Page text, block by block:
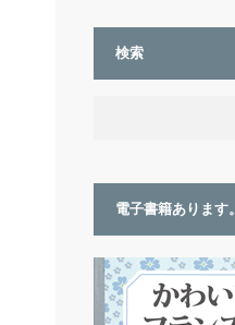
検索
電子書籍あります。